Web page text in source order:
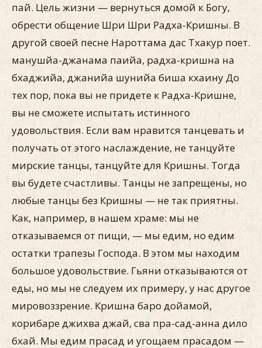
пай. Цель жизни — вернуться домой к Богу,
обрести общение Шри Шри Радха-Кришны. В
другой своей песне Нароттама дас Тхакур поет.
манушйа-джанама паийа, радха-кришна на
бхаджийа, джанийа шунийа биша кхаину До
тех пор, пока вы не придете к Радха-Кришне,
вы не сможете испытать истинного
удовольствия. Если вам нравится танцевать и
получать от этого наслаждение, не танцуйте
мирские танцы, танцуйте для Кришны. Тогда
вы будете счастливы. Танцы не запрещены, но
любые танцы без Кришны — не так приятны.
Как, например, в нашем храме: мы не
отказываемся от пищи, — мы едим, но едим
остатки трапезы Господа. В этом мы находим
большое удовольствие. Гьяни отказываются от
еды, но мы не следуем их примеру, у нас другое
мировоззрение. Кришна баро дойамой,
корибаре джихва джай, сва пра-сад-анна дило
бхай. Мы едим прасад и угощаем прасадом —